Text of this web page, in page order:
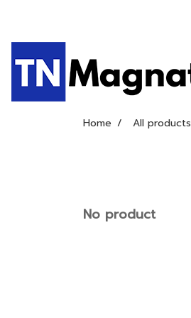
Home All products
No product